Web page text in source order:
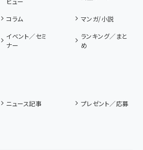
コラム
マンガ/小説
イベント／セミ
ナー
ランキング／まと
め
ニュース記事
プレゼント／応募